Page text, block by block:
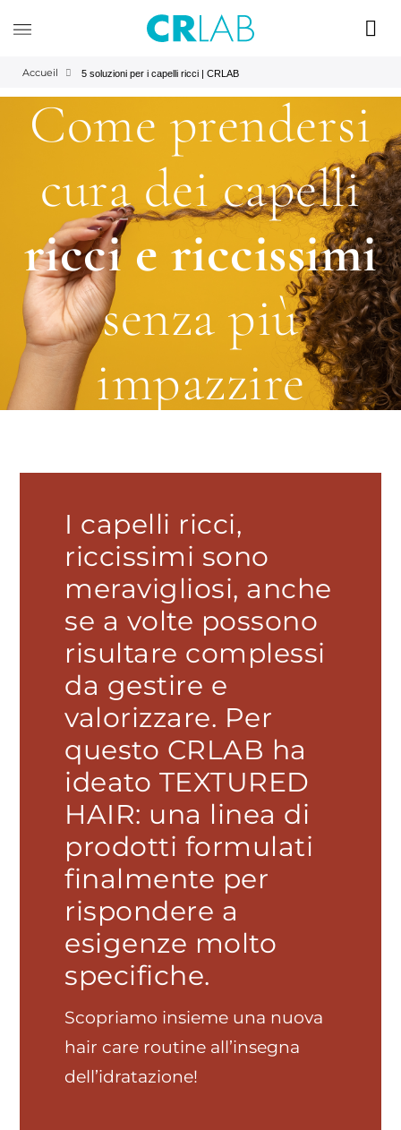
Accueil 5 soluzioni per i capelli ricci | CRLAB
Come prendersi
cura dei capelli
ricci e riccissimi
senza più
impazzire
I capelli ricci,
riccissimi sono
meravigliosi, anche
se a volte possono
risultare complessi
da gestire e
valorizzare. Per
questo CRLAB ha
ideato TEXTURED
HAIR: una linea di
prodotti formulati
finalmente per
rispondere a
esigenze molto
specifiche.
Scopriamo insieme una nuova
hair care routine all’insegna
dell’idratazione!